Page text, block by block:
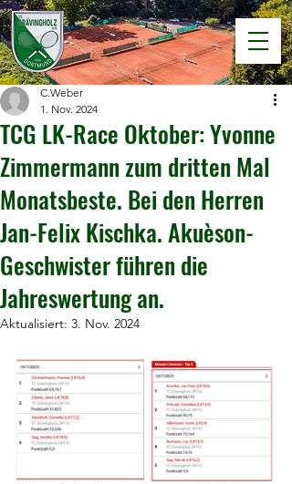
TCG LK-Race Oktober: Yvonne
Zimmermann zum dritten Mal
Monatsbeste. Bei den Herren
Jan-Felix Kischka. Akuèson-
Geschwister führen die
Jahreswertung an.
C.Weber
1. Nov. 2024
Aktualisiert: 3. Nov. 2024